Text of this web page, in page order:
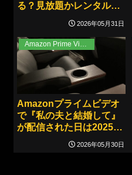
る？見放題かレンタルか
を迷わず判断できる！
2026年05月31日
Amazon Prime Video
Amazonプライムビデオ
で『私の夫と結婚して』
が配信された日は2025年
6月27日｜更新曜日と全
10話の流れもすぐ把握！
2026年05月30日